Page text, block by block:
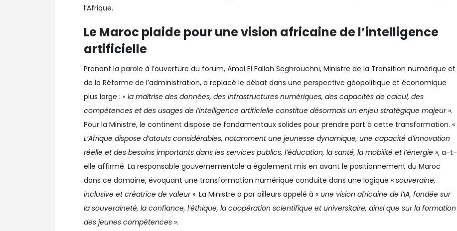
l’Afrique.
Le Maroc plaide pour une vision africaine de l’intelligence
artificielle
Prenant la parole à l’ouverture du forum, Amal El Fallah Seghrouchni, Ministre de la Transition numérique et
de la Réforme de l’administration, a replacé le débat dans une perspective géopolitique et économique
plus large : « la maîtrise des données, des infrastructures numériques, des capacités de calcul, des
compétences et des usages de l’intelligence artificielle constitue désormais un enjeu stratégique majeur».
Pour la Ministre, le continent dispose de fondamentaux solides pour prendre part à cette transformation. «
L’Afrique dispose d’atouts considérables, notamment une jeunesse dynamique, une capacité d’innovation
réelle et des besoins importants dans les services publics, l’éducation, la santé, la mobilité et l’énergie», a-t-
elle affirmé. La responsable gouvernementale a également mis en avant le positionnement du Maroc
dans ce domaine, évoquant une transformation numérique conduite dans une logique « souveraine,
inclusive et créatrice de valeur». La Ministre a par ailleurs appelé à « une vision africaine de l’IA, fondée sur
la souveraineté, la confiance, l’éthique, la coopération scientifique et universitaire, ainsi que sur la formation
des jeunes compétences».